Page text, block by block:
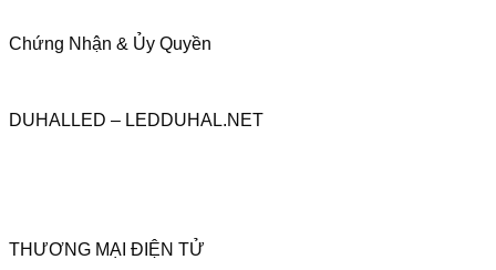
Chứng Nhận & Ủy Quyền
DUHALLED – LEDDUHAL.NET
THƯƠNG MẠI ĐIỆN TỬ